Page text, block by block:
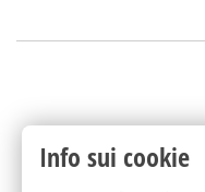
Info sui cookie